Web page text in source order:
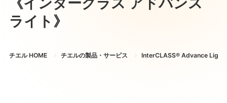
ライト》
チエル HOME チエルの製品・サービス InterCLASS®︎ Advance Light